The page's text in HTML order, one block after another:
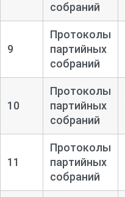
собраний
9
Протоколы
партийных
собраний
10
Протоколы
партийных
собраний
11
Протоколы
партийных
собраний